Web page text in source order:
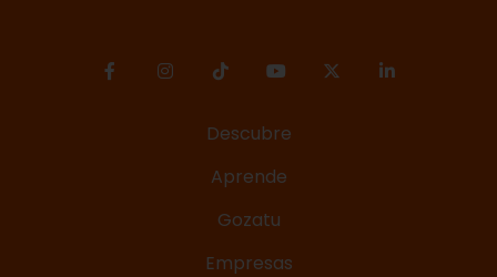
Descubre
Aprende
Gozatu
Empresas